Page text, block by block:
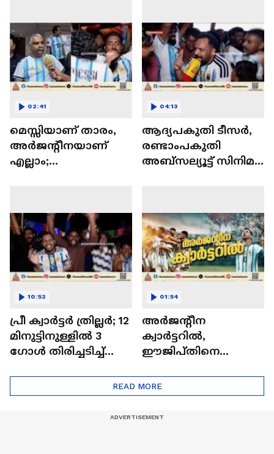
മെസ്സിയാണ് താരം,
അർജന്റീനയാണ്
എല്ലാം;
ആരവത്തിൽ
പ്രവാസികൾ
02:41
ആദ്യപകുതി ടീസർ,
രണ്ടാംപകുതി
അബ്സല്യൂട്ട് സിനിമ...
04:13
പ്രീ ക്വാർട്ടർ ത്രില്ലർ; 12
മിനുട്ടിനുള്ളിൽ 3 ​
ഗോൾ തിരിച്ചടിച്ച്
10:52
അർജന്റീന
ക്വാർട്ടറിൽ,
ഈജിപ്തിനെ
ത്രില്ലറിൽ; വിതുമ്പി
മെസ്സി
01:54
READ MORE